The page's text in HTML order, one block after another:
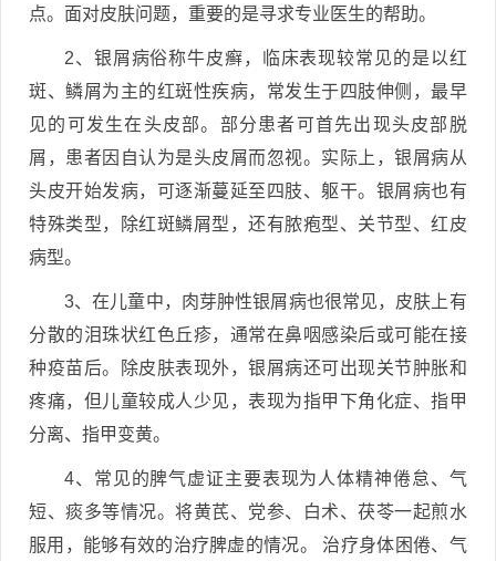
点。面对皮肤问题，重要的是寻求专业医生的帮助。
2、银屑病俗称牛皮癣，临床表现较常见的是以红
斑、鳞屑为主的红斑性疾病，常发生于四肢伸侧，最早
见的可发生在头皮部。部分患者可首先出现头皮部脱
屑，患者因自认为是头皮屑而忽视。实际上，银屑病从
头皮开始发病，可逐渐蔓延至四肢、躯干。银屑病也有
特殊类型，除红斑鳞屑型，还有脓疱型、关节型、红皮
病型。
3、在儿童中，肉芽肿性银屑病也很常见，皮肤上有
分散的泪珠状红色丘疹，通常在鼻咽感染后或可能在接
种疫苗后。除皮肤表现外，银屑病还可出现关节肿胀和
疼痛，但儿童较成人少见，表现为指甲下角化症、指甲
分离、指甲变黄。
4、常见的脾气虚证主要表现为人体精神倦怠、气
短、痰多等情况。将黄芪、党参、白术、茯苓一起煎水
服用，能够有效的治疗脾虚的情况。 治疗身体困倦、气